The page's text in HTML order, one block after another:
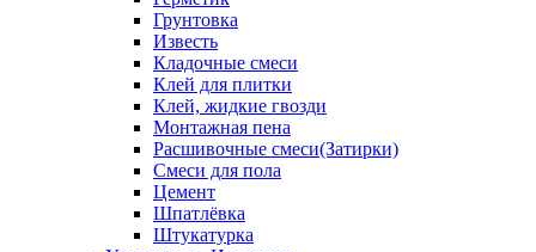
Грунтовка
Известь
Кладочные смеси
Клей для плитки
Клей, жидкие гвозди
Монтажная пена
Расшивочные смеси(Затирки)
Смеси для пола
Цемент
Шпатлёвка
Штукатурка